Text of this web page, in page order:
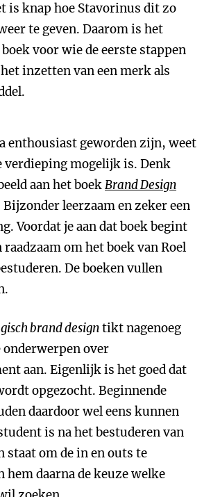
is knap hoe Stavorinus dit zo
te geven. Daarom is het
voor wie de eerste stappen
inzetten van een merk als
enthousiast geworden zijn, weet
verdieping mogelijk is. Denk
aan het boekBrand Design
Bijzonder leerzaam en zeker een
Voordat je aan dat boek begint
om het boek van Roel
De boeken vullen
brand designtikt nagenoeg
over
aan. Eigenlijk is het goed dat
opgezocht. Beginnende
daardoor wel eens kunnen
is na het bestuderen van
staat om de in en outs te
hem daarna de keuze welke